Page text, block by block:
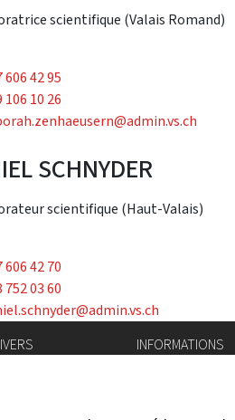
scientifique (Valais Romand)
606 42 95
106 10 26
SCHNYDER
scientifique (Haut-Valais)
606 42 70
752 03 60
INFORMATIONS
Mentions légales